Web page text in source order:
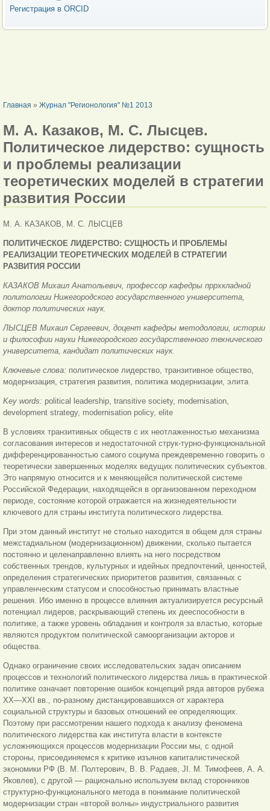
Регистрация в ORCID
ВЫ ЗДЕСЬ
Главная » Журнал "Регионология" №1 2013
М. А. Казаков, М. С. Лысцев.
Политическое лидерство: сущность
и проблемы реализации
теоретических моделей в стратегии
развития России
М. А. КАЗАКОВ, М. С. ЛЫСЦЕВ
ПОЛИТИЧЕСКОЕ ЛИДЕРСТВО: СУЩНОСТЬ И ПРОБЛЕМЫ
РЕАЛИЗАЦИИ ТЕОРЕТИЧЕСКИХ МОДЕЛЕЙ В СТРАТЕГИИ
РАЗВИТИЯ РОССИИ
КАЗАКОВ Михаил Анатольевич, профессор кафедры пррхкладной
политологии Нижегородского государственного университета,
доктор политических наук.
ЛЫСЦЕВ Михаил Сергеевич, доцент кафедры методологии, истории
и философии науки Нижегородского государственного технического
университета, кандидат политических наук.
Ключевые слова: политическое лидерство, транзитивное общество,
модернизация, стратегия развития, политика модернизации, элита
Key words: political leadership, transitive society, modernisation,
development strategy, modernisation policy, elite
В условиях транзитивных обществ с их неотлаженностью механизма
согласования интересов и недостаточной струк-турно-функциональной
дифференцированностью самого социума преждевременно говорить о
теоретически завершенных моделях ведущих политических субъектов.
Это напрямую относится и к меняющейся политической системе
Российской Федерации, находящейся в организованном переходном
периоде, состояние которой отражается на жизнедеятельности
ключевого для страны института политического лидерства.
При этом данный институт не столько находится в общем для страны
межстадиальном (модернизационном) движении, сколько пытается
постоянно и целенаправленно влиять на него посредством
собственных трендов, культурных и идейных предпочтений, ценностей,
определения стратегических приоритетов развития, связанных с
управленческим статусом и способностью принимать властные
решения. Ибо именно в процессе влияния актуализируется ресурсный
потенциал лидеров, раскрывающий степень их дееспособности в
политике, а также уровень обладания и контроля за властью, которые
являются продуктом политической самоорганизации акторов и
общества.
Однако ограничение своих исследовательских задач описанием
процессов и технологий политического лидерства лишь в практической
политике означает повторение ошибок концепций ряда авторов рубежа
XX—XXI вв., по-разному дистанцировавшихся от характера
социальной структуры и базовых отношений ее определяющих.
Поэтому при рассмотрении нашего подхода к анализу феномена
политического лидерства как института власти в контексте
усложняющихся процессов модернизации России мы, с одной
стороны, присоединяемся к критике изъянов капиталистической
экономики РФ (В. М. Полтерович, В. В. Радаев, JI. М. Тимофеев, А. А.
Яковлев), с другой — рационально используем вклад сторонников
структурно-функционального метода в понимание политической
модернизации стран «второй волны» индустриального развития